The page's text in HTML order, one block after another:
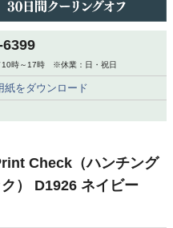
10時～17時 ※休業：日・祝日
紙をダウンロード
Check（ハンチング
ク） D1926 ネイビー